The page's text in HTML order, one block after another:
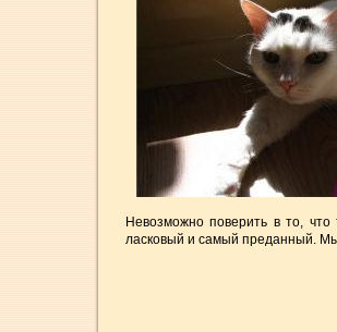
Невозможно поверить в то,
ласковый и самый преданный. Мы